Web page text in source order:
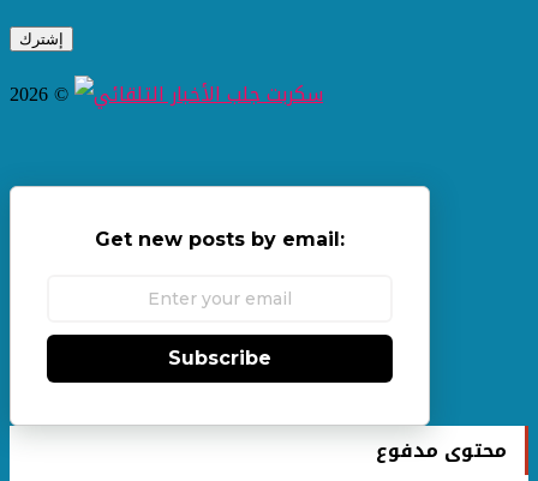
2026 ©
Get new posts by email:
Subscribe
محتوى مدفوع